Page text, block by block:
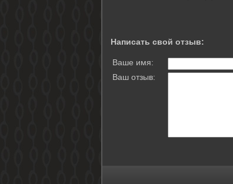
Написать свой отзыв:
Ваше имя:
Ваш отзыв: